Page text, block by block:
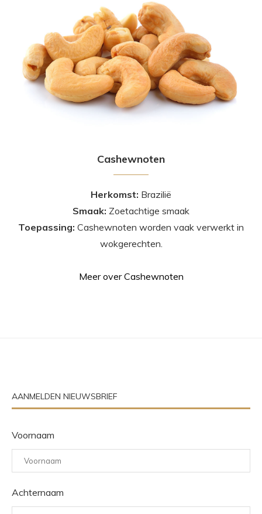
Cashewnoten
Herkomst: Brazilië
Smaak: Zoetachtige smaak
Toepassing: Cashewnoten worden vaak verwerkt in
wokgerechten.
Meer over Cashewnoten
AANMELDEN NIEUWSBRIEF
Voornaam
Achternaam